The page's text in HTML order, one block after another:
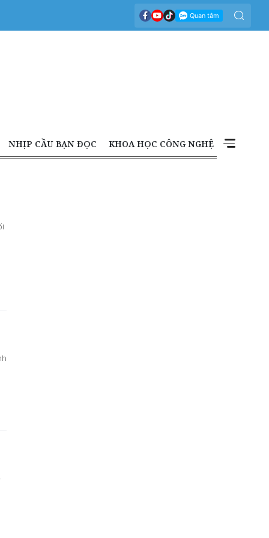
NHỊP CẦU BẠN ĐỌC KHOA HỌC CÔNG NGHỆ